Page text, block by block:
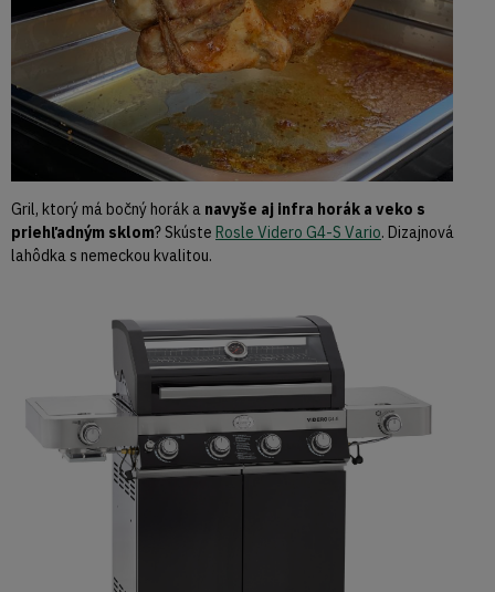
Gril, ktorý má bočný horák a navyše aj infra horák a veko s
priehľadným sklom? Skúste Rosle Videro G4-S Vario. Dizajnová
lahôdka s nemeckou kvalitou.